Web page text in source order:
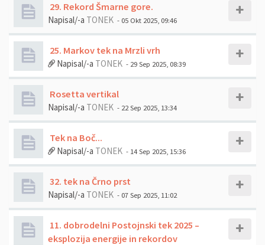
29. Rekord Šmarne gore.
Napisal/-a TONEK - 05 Okt 2025, 09:46
25. Markov tek na Mrzli vrh
Napisal/-a TONEK - 29 Sep 2025, 08:39
Rosetta vertikal
Napisal/-a TONEK - 22 Sep 2025, 13:34
Tek na Boč...
Napisal/-a TONEK - 14 Sep 2025, 15:36
32. tek na Črno prst
Napisal/-a TONEK - 07 Sep 2025, 11:02
11. dobrodelni Postojnski tek 2025 –
eksplozija energije in rekordov